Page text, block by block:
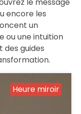
encore les
un
ou une intuition
des guides
Heure miroir